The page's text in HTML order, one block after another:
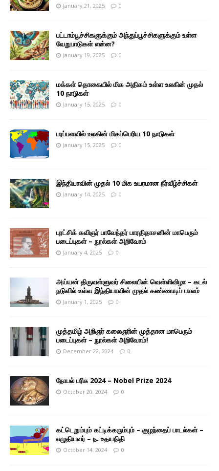
January 21, 2025 0
பட்டாம்பூச்சிகளுக்கும் அந்துப்பூச்சிகளுக்கும் உள்ள
வேறுபாடுகள் என்ன?
January 19, 2025 0
மக்கள் தொகையில் மிக அதிகம் உள்ள உலகின் முதல்
10 நாடுகள்
January 15, 2025 0
பரப்பளவில் உலகின் மிகப்பெரிய 10 நாடுகள்
January 15, 2025 0
இந்தியாவின் முதல் 10 மிக உயரமான நீர்வீழ்ச்சிகள்
January 14, 2025 0
புரட்சிக் கவிஞர் பாவேந்தர் பாரதிதாசனின் மாபெரும்
படைப்புகள் – நூல்கள் அறிவோம்
January 4, 2025 0
அய்யன் திருவள்ளுவர் சிலையின் வெள்ளிவிழா – கடல்
நடுவில் உள்ள இந்தியாவின் முதல் கண்ணாடிப் பாலம்
January 1, 2025 0
முத்தமிழ் அறிஞர் கலைஞரின் முத்தான மாபெரும்
படைப்புகள் – நூல்கள் அறிவோம்!
December 22, 2024 0
நோபல் பரிசு 2024 – Nobel Prize 2024
October 20, 2024 0
கட்டெறும்பும் கட்டிக்கரும்பும் – குழந்தைப் பாடல்கள் –
எழுதியவர் – ந. உதயநிதி
October 14, 2024 0